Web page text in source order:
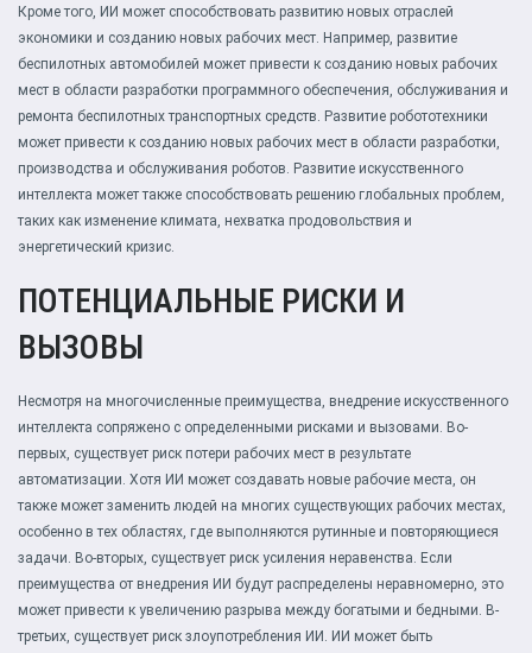
Кроме того, ИИ может способствовать развитию новых отраслей
экономики и созданию новых рабочих мест. Например, развитие
беспилотных автомобилей может привести к созданию новых рабочих
мест в области разработки программного обеспечения, обслуживания и
ремонта беспилотных транспортных средств. Развитие робототехники
может привести к созданию новых рабочих мест в области разработки,
производства и обслуживания роботов. Развитие искусственного
интеллекта может также способствовать решению глобальных проблем,
таких как изменение климата, нехватка продовольствия и
энергетический кризис.
ПОТЕНЦИАЛЬНЫЕ РИСКИ И
ВЫЗОВЫ
Несмотря на многочисленные преимущества, внедрение искусственного
интеллекта сопряжено с определенными рисками и вызовами. Во-
первых, существует риск потери рабочих мест в результате
автоматизации. Хотя ИИ может создавать новые рабочие места, он
также может заменить людей на многих существующих рабочих местах,
особенно в тех областях, где выполняются рутинные и повторяющиеся
задачи. Во-вторых, существует риск усиления неравенства. Если
преимущества от внедрения ИИ будут распределены неравномерно, это
может привести к увеличению разрыва между богатыми и бедными. В-
третьих, существует риск злоупотребления ИИ. ИИ может быть